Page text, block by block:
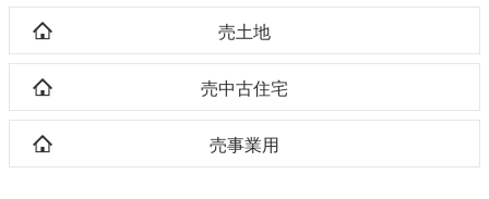
売土地
売中古住宅
売事業用